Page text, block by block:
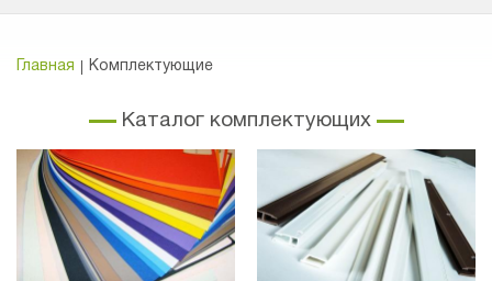
Главная Комплектующие
Каталог комплектующих